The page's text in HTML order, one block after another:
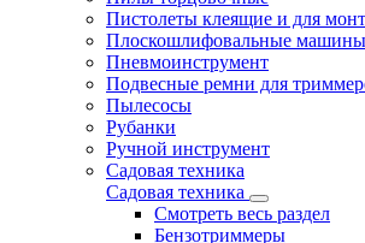
Пистолеты клеящие и для
Плоскошлифовальные машины
Пневмоинструмент
Подвесные ремни для
Пылесосы
Рубанки
Ручной инструмент
Садовая техника
Садовая техника
Смотреть весь раздел
Бензотриммеры